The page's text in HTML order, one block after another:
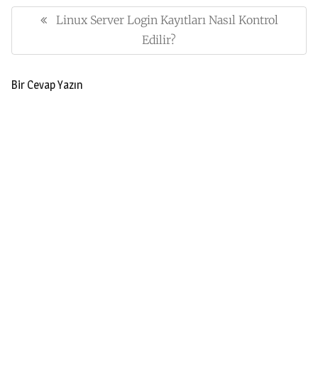
gezinmesiPrevious
Linux Server Login Kayıtları Nasıl Kontrol
Edilir?
Bir Cevap Yazın